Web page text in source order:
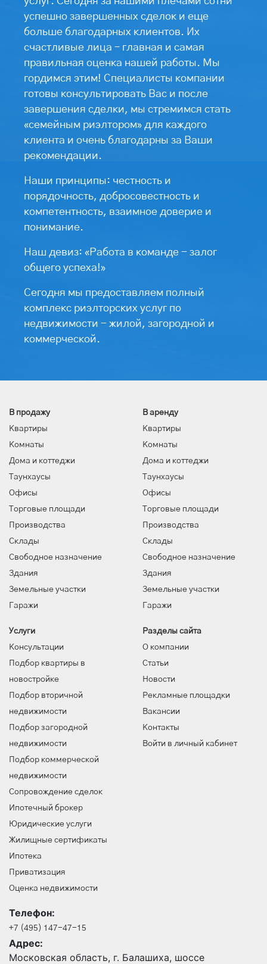
успешно завершенных сделок и еще
больше благодарных клиентов. Их
счастливые лица – главная и самая
правильная оценка нашей работы. Мы
гордимся этим! Специалисты компании
готовы консультировать Вас и после
завершения сделки, мы стремимся стать
«семейным риэлтором» для каждого
клиента и очень благодарны за Ваши
рекомендации.
Наши принципы: честность и
порядочность, добросовестность и
компетентность, взаимное доверие и
понимание.
Наш девиз: «Работа в команде - залог
общего успеха!»
Сегодня мы предоставляем полный
комплекс риэлторских услуг по
недвижимости - жилой, загородной и
коммерческой.
В продажу
Квартиры
Комнаты
Дома и коттеджи
Таунхаусы
Офисы
Торговые площади
Производства
Склады
Свободное назначение
Здания
Земельные участки
Гаражи
В аренду
Квартиры
Комнаты
Дома и коттеджи
Таунхаусы
Офисы
Торговые площади
Производства
Склады
Свободное назначение
Здания
Земельные участки
Гаражи
Услуги
Консультации
Подбор квартиры в
новостройке
Подбор вторичной
недвижимости
Подбор загородной
недвижимости
Подбор коммерческой
недвижимости
Сопровождение сделок
Ипотечный брокер
Юридические услуги
Жилищные сертификаты
Ипотека
Приватизация
Оценка недвижимости
Разделы сайта
О компании
Статьи
Новости
Рекламные площадки
Вакансии
Контакты
Войти в личный кабинет
Телефон:
+7 (495) 147-47-15
Адрес:
Московская область, г. Балашиха, шоссе